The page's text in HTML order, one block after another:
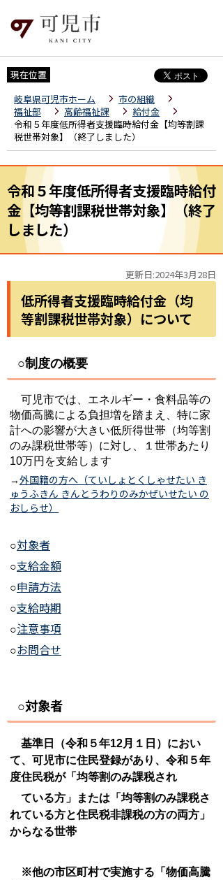
現在位置
岐阜県可児市ホーム
市の組織
福祉部
高齢福祉課
給付金
令和５年度低所得者支援臨時給付金【均等割課
税世帯対象】（終了しました）
令和５年度低所得者支援臨時給付
金【均等割課税世帯対象】（終了
しました）
更新日:2024年3月28日
低所得者支援臨時給付金（均
等割課税世帯対象）について
○制度の概要
可児市では、エネルギー・食料品等の
物価高騰による負担増を踏まえ、特に家
計への影響が大きい低所得世帯（均等割
のみ課税世帯等）に対し、１世帯あたり
10万円を支給します
→外国籍の方へ（ていしょとくしゃせたい き
ゅうふきん きんとうわりのみかぜいせたい の
おしらせ）
○対象者
○支給金額
○申請方法
○支給時期
○注意事項
○お問合せ
○対象者
基準日（令和５年12月１日）におい
て、可児市に住民登録があり、令和５年
度住民税が「均等割のみ課税され
ている方」または「均等割のみ課税さ
れている方と住民税非課税の方の両方」
からなる世帯
※他の市区町村で実施する「物価高騰